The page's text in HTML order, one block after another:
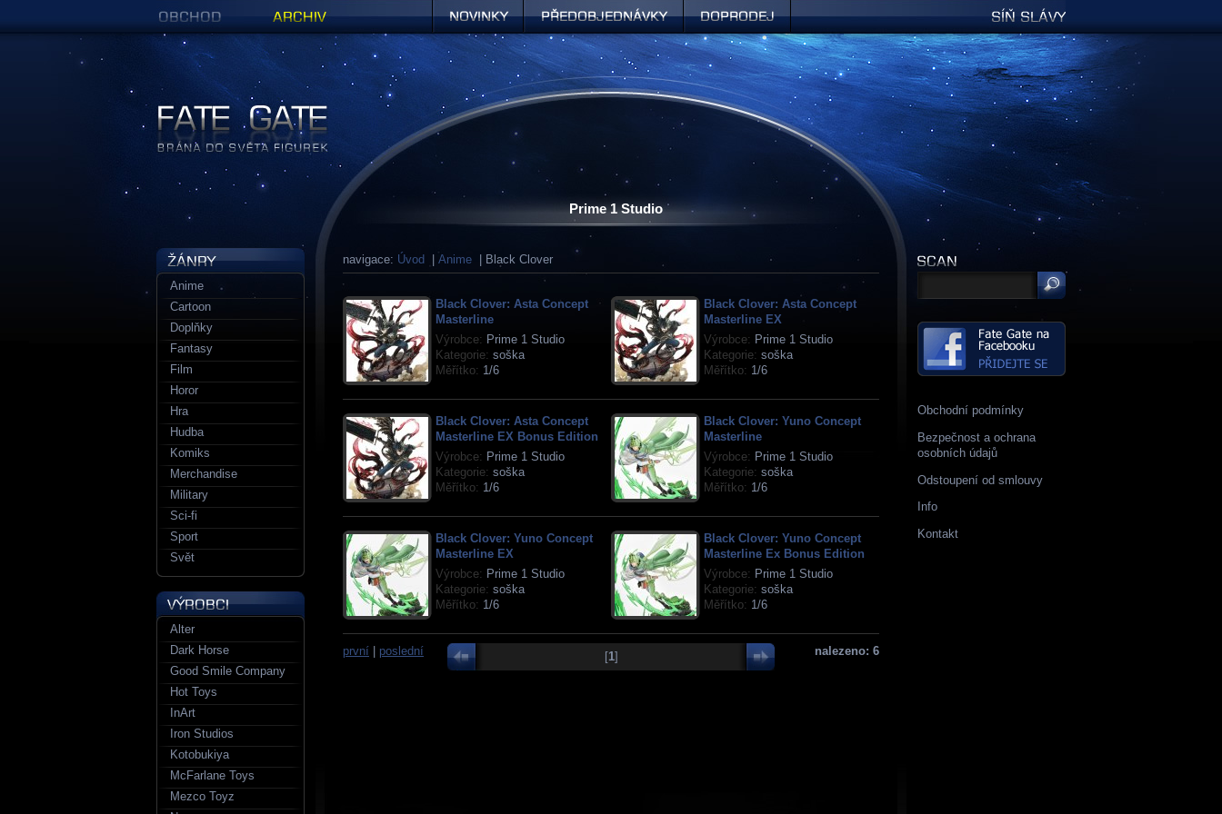
Prime 1 Studio
navigace: Úvod Anime | Black Clover
Black Clover: Asta Concept
Masterline
Výrobce: Prime 1 Studio
Kategorie: soška
Měřítko: 1/6
Black Clover: Asta Concept
Masterline EX
Výrobce: Prime 1 Studio
Kategorie: soška
Měřítko: 1/6
Black Clover: Asta Concept
Masterline EX Bonus Edition
Výrobce: Prime 1 Studio
Kategorie: soška
Měřítko: 1/6
Black Clover: Yuno Concept
Masterline
Výrobce: Prime 1 Studio
Kategorie: soška
Měřítko: 1/6
Black Clover: Yuno Concept
Masterline EX
Výrobce: Prime 1 Studio
Kategorie: soška
Měřítko: 1/6
Black Clover: Yuno Concept
Masterline Ex Bonus Edition
Výrobce: Prime 1 Studio
Kategorie: soška
Měřítko: 1/6
první poslední nalezeno: 6
[1]
Obchodní podmínky
Bezpečnost a ochrana
osobních údajů
Odstoupení od smlouvy
Info
Kontakt
Anime
Cartoon
Doplňky
Fantasy
Film
Horor
Hra
Hudba
Komiks
Merchandise
Military
Sci-fi
Sport
Svět
Alter
Dark Horse
Good Smile Company
Hot Toys
InArt
Iron Studios
Kotobukiya
McFarlane Toys
Mezco Toyz
Figurky a sošky | Fate Gate
Předobjednávky Síň slávy